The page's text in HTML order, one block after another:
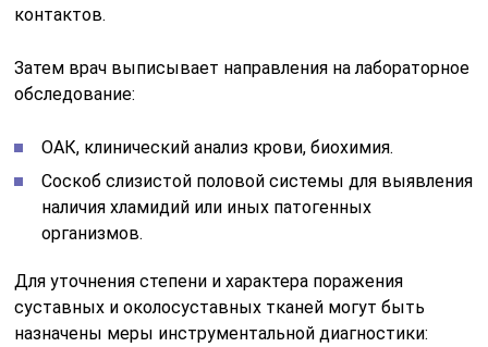
контактов.
Затем врач выписывает направления на лабораторное
обследование:
ОАК, клинический анализ крови, биохимия.
Соскоб слизистой половой системы для выявления
наличия хламидий или иных патогенных
организмов.
Для уточнения степени и характера поражения
суставных и околосуставных тканей могут быть
назначены меры инструментальной диагностики: